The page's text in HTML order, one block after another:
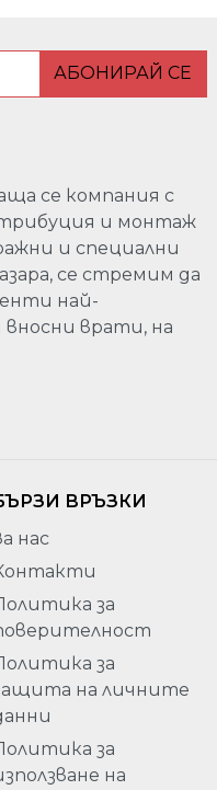
АБОНИРАЙ СЕ
се компания с
и монтаж
и специални
се стремим да
най-
врати, на
ВРЪЗКИ
нас
за
за
на личните
за
на